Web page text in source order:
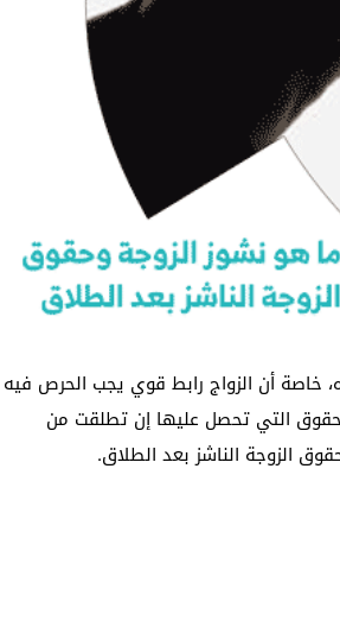
خاصة أن الزواج رابط قوي يجب الحرص فيه
التي تحصل عليها إن تطلقت من
الزوجة الناشز بعد الطلاق.